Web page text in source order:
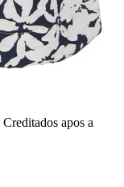
Creditados apos a